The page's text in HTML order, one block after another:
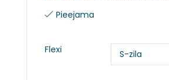
Pieejama
Flexi